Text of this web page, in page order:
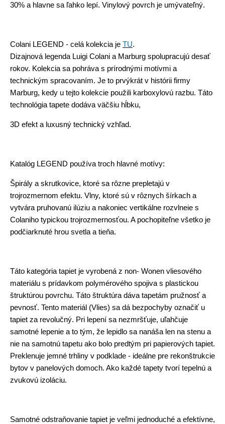
30% a hlavne sa ľahko lepí. Vinylový povrch je umývateľný.
Colani LEGEND - celá kolekcia je TU.
Dizajnová legenda Luigi Colani a Marburg spolupracujú desať
rokov. Kolekcia sa pohráva s prírodnými motívmi a
technickým spracovaním. Je to prvýkrát v histórii firmy
Marburg, kedy u tejto kolekcie použili karboxylovú razbu. Táto
technológia tapete dodáva väčšiu hĺbku,
3D efekt a luxusný technický vzhľad.
Katalóg LEGEND používa troch hlavné motívy:
Špirály a skrutkovice, ktoré sa rôzne prepletajú v
trojrozmernom efektu. Vlny, ktoré sú v rôznych šírkach a
vytvára pruhovanú ilúziu a nakoniec vertikálne rozvlneie s
Colaniho typickou trojrozmernosťou. A pochopiteľne všetko je
podčiarknuté hrou svetla a tieňa.
Táto kategória tapiet je vyrobená z non- Wonen vliesového
materiálu s prídavkom polymérového spojiva s plastickou
štruktúrou povrchu. Táto štruktúra dáva tapetám pružnosť a
pevnosť. Tento materiál (Vlies) sa dá bezpochyby označiť u
tapiet za revolučný. Pri lepení sa nezmršťuje, uľahčuje
samotné lepenie a to tým, že lepidlo sa nanáša len na stenu a
nie na samotnú tapetu ako bolo predtým pri papierových tapiet.
Preklenuje jemné trhliny v podklade - ideálne pre rekonštrukcie
bytov v panelových domoch. Ako každé tapety tvorí tepelnú a
zvukovú izoláciu.
Samotné odstraňovanie tapiet je veľmi jednoduché a efektívne,